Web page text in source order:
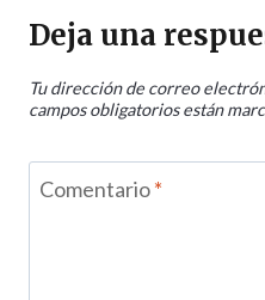
Deja una
Tu dirección de correo
campos obligatorios están
Comentario*